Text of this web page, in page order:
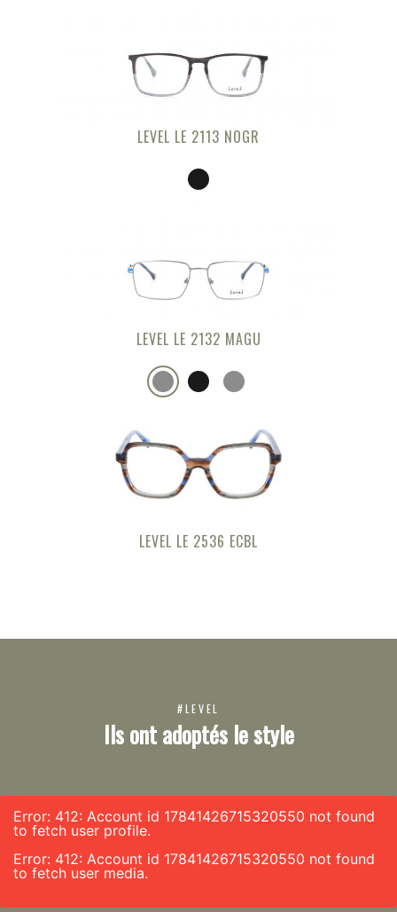
LEVEL LE 2113 NOGR
LEVEL LE 2132 MAGU
LEVEL LE 2536 ECBL
#LEVEL
Ils ont adoptés le style
Error: 412: Account id 17841426715320550 not found
to fetch user profile.
Error: 412: Account id 17841426715320550 not found
to fetch user media.